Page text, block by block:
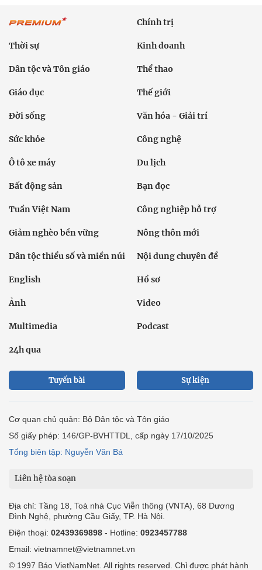
Chính trị
Thời sự Kinh doanh
Dân tộc và Tôn giáo Thể thao
Giáo dục Thế giới
Đời sống Văn hóa - Giải trí
Sức khỏe Công nghệ
Ô tô xe máy Du lịch
Bất động sản Bạn đọc
Tuần Việt Nam Công nghiệp hỗ trợ
Giảm nghèo bền vững Nông thôn mới
Dân tộc thiểu số và miền núi Nội dung chuyên đề
English Hồ sơ
Ảnh Video
Multimedia Podcast
24h qua
Tuyến bài Sự kiện
Cơ quan chủ quản: Bộ Dân tộc và Tôn giáo
Số giấy phép: 146/GP-BVHTTDL, cấp ngày 17/10/2025
Tổng biên tập: Nguyễn Văn Bá
Liên hệ tòa soạn
Địa chỉ: Tầng 18, Toà nhà Cục Viễn thông (VNTA), 68 Dương
Đình Nghệ, phường Cầu Giấy, TP. Hà Nội.
Điện thoại: 02439369898 - Hotline: 0923457788
Email: vietnamnet@vietnamnet.vn
© 1997 Báo VietNamNet. All rights reserved. Chỉ được phát hành